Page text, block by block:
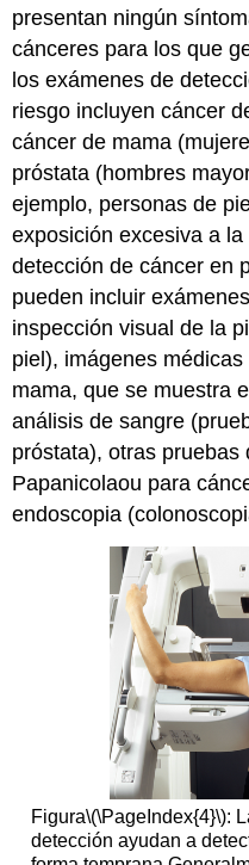
presentan ningún
cánceres para los que
los exámenes de
riesgo incluyen cáncer
cáncer de mama
próstata (hombres
ejemplo, personas de
exposición excesiva a
detección de cáncer en
pueden incluir
inspección visual de la
piel), imágenes
mama, que se muestra
análisis de sangre
próstata), otras pruebas
Papanicolaou para
endoscopia
Figura\(\PageIndex{4}\):
detección ayudan a